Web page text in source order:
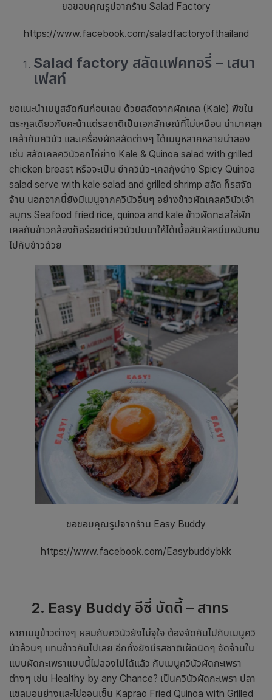
ขอขอบคุณรูปจากร้าน Salad Factory
https://www.facebook.com/saladfactoryofthailand
Salad factory สลัดแฟคทอรี่ – เสนา
เฟสท์
ขอแนะนำเมนูสลัดกันก่อนเลย ด้วยสลัดจากผักเคล (Kale) พืชใน
ตระกูลเดียวกับคะน้าแต่รสชาติเป็นเอกลักษณ์ที่ไม่เหมือน นำมาคลุก
เคล้ากับควินัว และเครื่องผักสลัดต่างๆ ได้เมนูหลากหลายน่าลอง
เช่น สลัดเคลควินัวอกไก่ย่าง Kale & Quinoa salad with grilled
chicken breast หรือจะเป็น ยำควินัว-เคลกุ้งย่าง Spicy Quinoa
salad serve with kale salad and grilled shrimp สลัด ก็รสจัด
จ้าน นอกจากนี้ยังมีเมนูจากควินัวอื่นๆ อย่างข้าวผัดเคลควินัวเจ้า
สมุทร Seafood fried rice, quinoa and kale ข้าวผัดทะเลใส่ผัก
เคลกับข้าวกล้องก็อร่อยดีมีควินัวปนมาให้ได้เนื้อสัมผัสหนึบหนับกิน
ไปกับข้าวด้วย
ขอขอบคุณรูปจากร้าน Easy Buddy
https://www.facebook.com/Easybuddybkk
2. Easy Buddy อีซี่ บัดดี้ – สาทร
หากเมนูข้าวต่างๆ ผสมกับควินัวยังไม่จุใจ ต้องจัดกันไปกับเมนูควิ
นัวล้วนๆ แทนข้าวกันไปเลย อีกทั้งยังมีรสชาติเผ็ดนิดๆ จัดจ้านใน
แบบผัดกะเพราแบบนี้ไม่ลองไม่ได้แล้ว กับเมนูควินัวผัดกะเพรา
ต่างๆ เช่น Healthy by any Chance? เป็นควินัวผัดกะเพรา ปลา
แซลมอนย่างและไข่ออนเซ็น Kaprao Fried Quinoa with Grilled